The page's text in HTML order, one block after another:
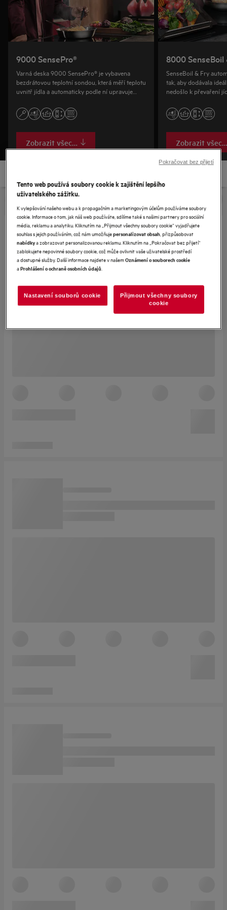
9000 SensePro®
Varná deska 9000 SensePro® je vybavena
bezdrátovou teplotní sondou, která měří teplotu
uvnitř jídla a automaticky podle ní upravuje
Zobrazit všechny
8000 SenseBoil
SenseBoil & Fry
tak, aby dodávala
nedošlo k převaření
Zobrazit
Tento web používá soubory cookie k zajištění lepšího
uživatelského zážitku.
K vylepšování našeho webu a k propagačním a marketingovým účelům používáme soubory
cookie. Informace o tom, jak náš web používáte, sdílíme také s našimi partnery pro sociální
média, reklamu a analytiku. Kliknutím na „Přijmout všechny soubory cookie“ vyjadřujete
souhlas s jejich používáním, což nám umožňujepersonalizovat obsah, přizpůsobovat
nabídkya zobrazovat personalizovanou reklamu. Kliknutím na „Pokračovat bez přijetí“
zablokujete nepovinné soubory cookie, což může ovlivnit vaše uživatelské prostředí
a dostupné služby. Další informace najdete v našemOznámení o souborech cookie
aProhlášení o ochraně osobních údajů.
Nastavení souborů cookie
Přijmout všechny soubory
cookie
Pokračovat bez přijetí